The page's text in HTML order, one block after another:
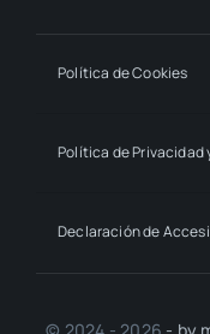
Política de Cookies
Política de Privacidad
Declaración de